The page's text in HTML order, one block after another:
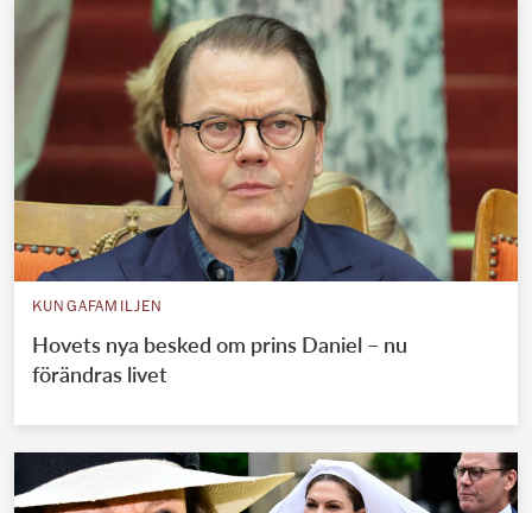
KUNGAFAMILJEN
Hovets nya besked om prins Daniel – nu
förändras livet